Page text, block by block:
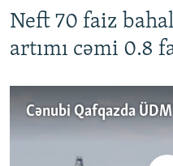
Neft 70 faiz
artımı cəmi 0.8